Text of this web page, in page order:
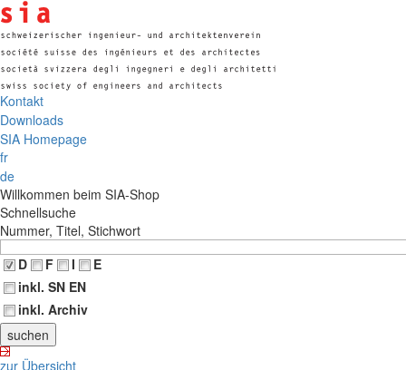
Kontakt
Downloads
SIA Homepage
fr
de
Willkommen beim SIA-Shop
Schnellsuche
Nummer, Titel, Stichwort
D
F I
E
inkl. SN EN
inkl. Archiv
zur Übersicht